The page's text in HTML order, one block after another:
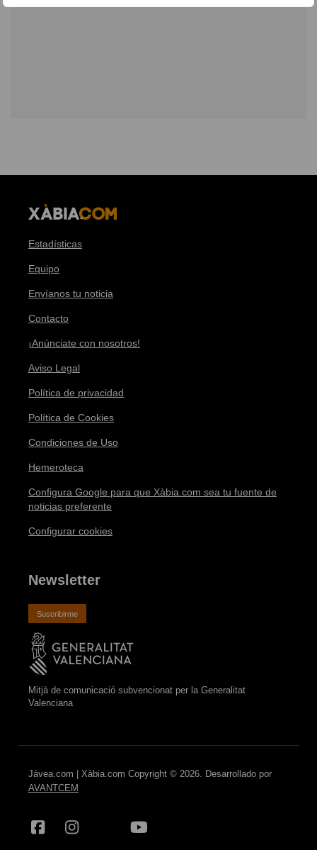
Estadísticas
Equipo
Envíanos tu noticia
Contacto
¡Anúnciate con nosotros!
Aviso Legal
Política de privacidad
Política de Cookies
Condiciones de Uso
Hemeroteca
Configura Google para que Xàbia.com sea tu fuente de
noticias preferente
Configurar cookies
Newsletter
Suscribirme
Mitjà de comunicació subvencionat per la Generalitat
Valenciana
Jávea.com | Xàbia.com Copyright © 2026. Desarrollado por
AVANTCEM